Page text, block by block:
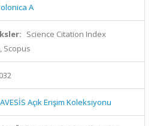
A
Science Citation Index
Scopus
AVESİS Açık Erişim Koleksiyonu